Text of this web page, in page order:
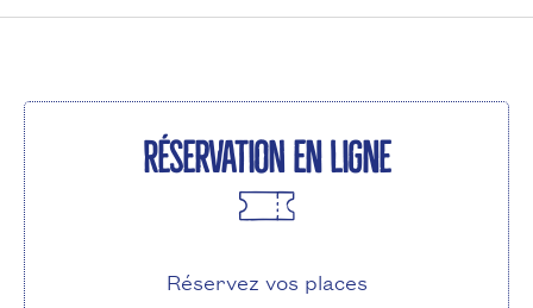
Réservation en ligne
Réservez vos places